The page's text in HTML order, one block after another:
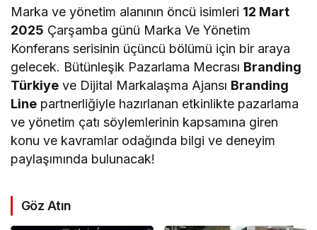
Marka ve yönetim alanının öncü isimleri 12 Mart
2025 Çarşamba günü Marka Ve Yönetim
Konferans serisinin üçüncü bölümü için bir araya
gelecek. Bütünleşik Pazarlama Mecrası Branding
Türkiye ve Dijital Markalaşma Ajansı Branding
Line partnerliğiyle hazırlanan etkinlikte pazarlama
ve yönetim çatı söylemlerinin kapsamına giren
konu ve kavramlar odağında bilgi ve deneyim
paylaşımında bulunacak!
Göz Atın